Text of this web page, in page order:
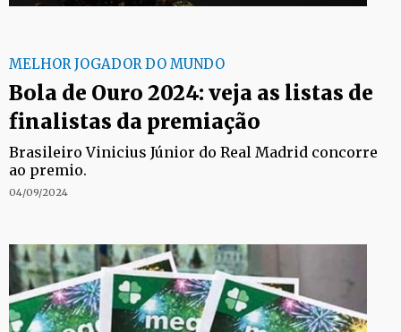
MELHOR JOGADOR DO MUNDO
Bola de Ouro 2024: veja as listas de
finalistas da premiação
Brasileiro Vinicius Júnior do Real Madrid concorre
ao premio.
04/09/2024